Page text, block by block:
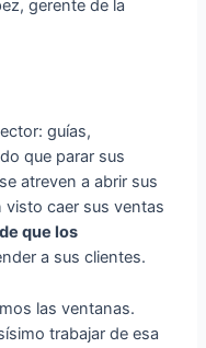
gerente de la
guías,
que parar sus
atreven a abrir sus
visto caer sus ventas
que los
a sus clientes.
las ventanas.
trabajar de esa